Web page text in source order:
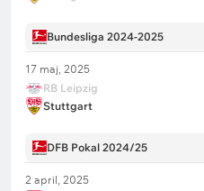
Bundesliga 2024-2025
17 maj, 2025
RB Leipzig
Stuttgart
DFB Pokal 2024/25
2 april, 2025